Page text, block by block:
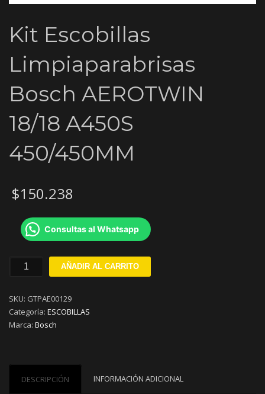
Kit Escobillas
Limpiaparabrisas
Bosch AEROTWIN
18/18 A450S
450/450MM
$150.238
Consultas al Whatsapp
Bosch
AEROTWIN
18/18
cantidad
AÑADIR AL CARRITO
SKU: GTPAE00129
Categoría: ESCOBILLAS
Marca: Bosch
DESCRIPCIÓN INFORMACIÓN ADICIONAL